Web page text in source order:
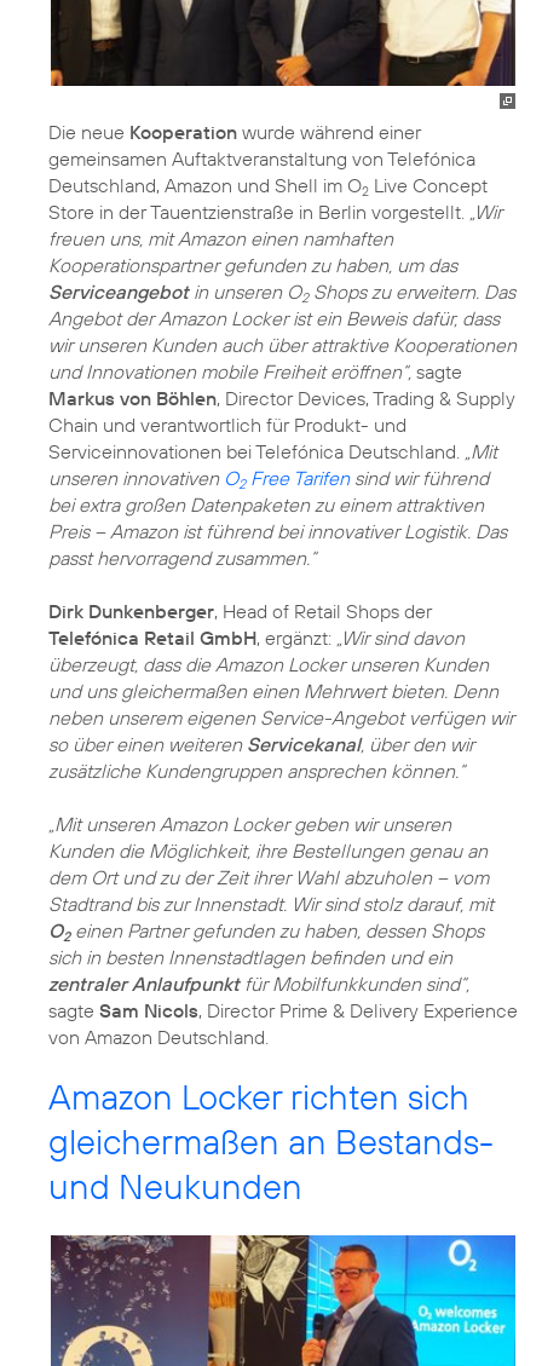
Die neue Kooperation wurde während einer
gemeinsamen Auftaktveranstaltung von Telefónica
Deutschland, Amazon und Shell im O2 Live Concept
Store in der Tauentzienstraße in Berlin vorgestellt. „Wir
freuen uns, mit Amazon einen namhaften
Kooperationspartner gefunden zu haben, um das
Serviceangebotin unseren O2Shops zu erweitern. Das
Angebot der Amazon Locker ist ein Beweis dafür, dass
wir unseren Kunden auch über attraktive Kooperationen
und Innovationen mobile Freiheit eröffnen“, sagte
Markus von Böhlen, Director Devices, Trading & Supply
Chain und verantwortlich für Produkt- und
Serviceinnovationen bei Telefónica Deutschland. „Mit
unseren innovativen O2Free Tarifensind wir führend
bei extra großen Datenpaketen zu einem attraktiven
Preis – Amazon ist führend bei innovativer Logistik. Das
passt hervorragend zusammen.“
Dirk Dunkenberger, Head of Retail Shops der
Telefónica Retail GmbH, ergänzt: „Wir sind davon
überzeugt, dass die Amazon Locker unseren Kunden
und uns gleichermaßen einen Mehrwert bieten. Denn
neben unserem eigenen Service-Angebot verfügen wir
so über einen weiteren Servicekanal, über den wir
zusätzliche Kundengruppen ansprechen können.“
„Mit unseren Amazon Locker geben wir unseren
Kunden die Möglichkeit, ihre Bestellungen genau an
dem Ort und zu der Zeit ihrer Wahl abzuholen – vom
Stadtrand bis zur Innenstadt. Wir sind stolz darauf, mit
O2einen Partner gefunden zu haben, dessen Shops
sich in besten Innenstadtlagen befinden und ein
zentraler Anlaufpunktfür Mobilfunkkunden sind“,
sagte Sam Nicols, Director Prime & Delivery Experience
von Amazon Deutschland.
Amazon Locker richten sich
gleichermaßen an Bestands-
und Neukunden